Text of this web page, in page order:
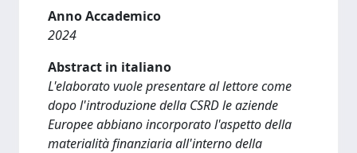
Anno Accademico
2024
Abstract in italiano
L'elaborato vuole presentare al lettore come
dopo l'introduzione della CSRD le aziende
Europee abbiano incorporato l'aspetto della
materialità finanziaria all'interno della